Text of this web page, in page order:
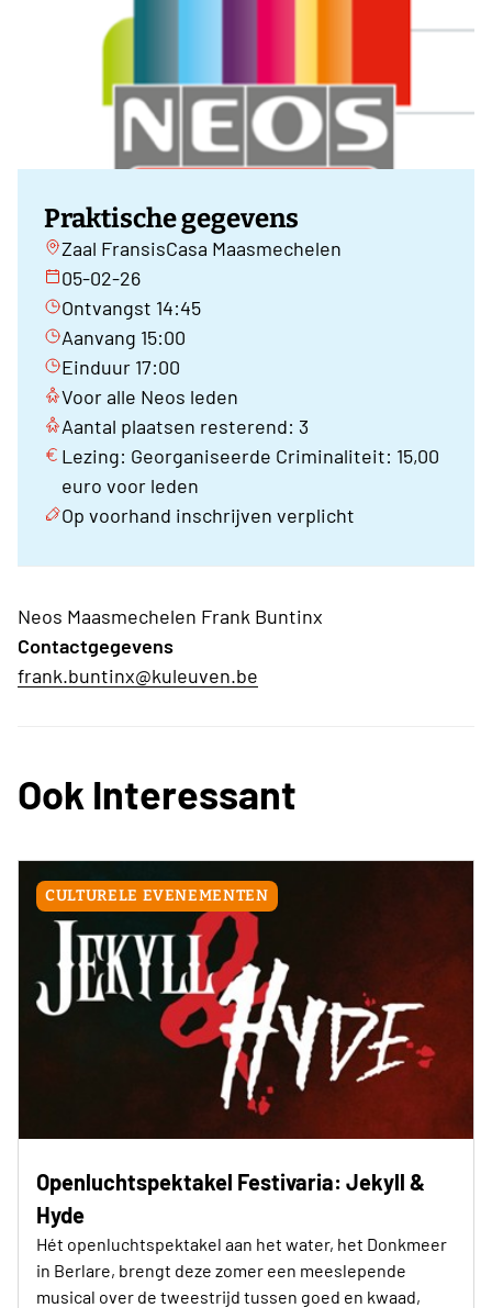
Praktische gegevens
Zaal FransisCasa Maasmechelen
05-02-26
Ontvangst 14:45
Aanvang 15:00
Einduur 17:00
Voor alle Neos leden
Aantal plaatsen resterend: 3
Lezing: Georganiseerde Criminaliteit: 15,00
euro voor leden
Op voorhand inschrijven verplicht
Neos Maasmechelen Frank Buntinx
Contactgegevens
frank.buntinx@kuleuven.be
Ook Interessant
CULTURELE EVENEMENTEN
Openluchtspektakel Festivaria: Jekyll &
Hyde
Hét openluchtspektakel aan het water, het Donkmeer
in Berlare, brengt deze zomer een meeslepende
musical over de tweestrijd tussen goed en kwaad,